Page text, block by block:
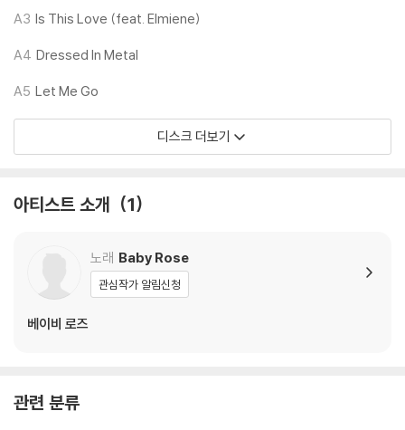
2) 디스크 라벨은 공정상 매끄럽게 부착되지 않을 수도 있으며 겉포장 비
3) 일본 제작 LP는 대부분 겉비닐이 밀봉되어 있지 않습니다.
※ 재생 불량
1) 침압 조절 기능이 없는 턴테이블을 사용하시는 경우, (주로 올인원 형태
기기 문제로 인해 발생하는 재생 불량 현상에 대해서는 반품/교환이 불가
2) 디스크는 정전기와 먼지로 인해 재생이 원활하지 않은 경우가 있습니
다. 전용 제품으로 이를 제거하면 대부분 해결됩니다.
3) 바늘에 먼지가 쌓이는 경우에도 재생이 원활하지 않을 수 있습니다.
※ 디스크 외관 불량
재생이 불안정한 경우 스태빌라이저를 사용하시면 좀 더 안정적인 재생이
A3 Is This Love (feat. Elmiene)
A4 Dressed In Metal
A5 Let Me Go
디스크 더보기
아티스트 소개 1
노래 Baby Rose
관심작가 알림신청
베이비 로즈
관련 분류